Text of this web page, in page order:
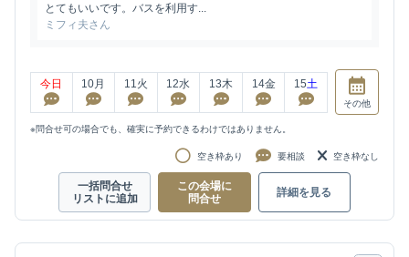
とてもいいです。バスを利用す...
ミフィ夫さん
今日 10月 11 火 12水 13木 14金 15土
その他
※問合せ可の場合でも、確実に予約できるわけではありません。
空き枠あり 要相談 空き枠なし
一括問合せ
リストに追加
この会場に
問合せ
詳細を見る